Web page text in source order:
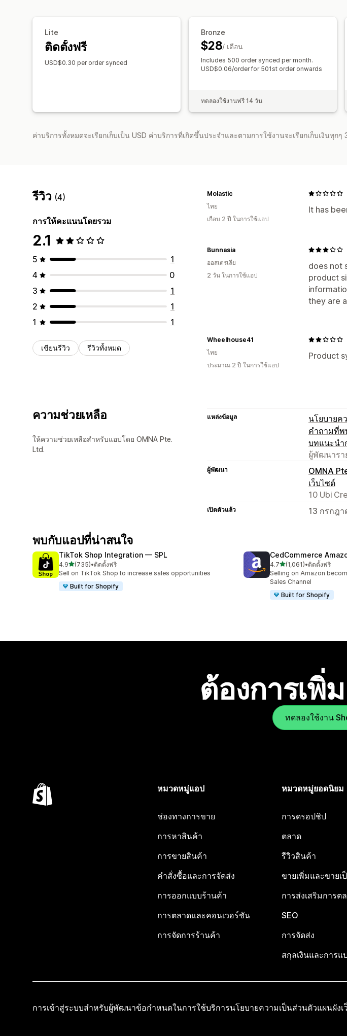
Lite
ติดตั้งฟรี
USD$0.30 per order synced
Bronze
$28/ เดือน
Includes 500 order synced per month.
USD$0.06/order for 501st order onwards
ทดลองใช้งานฟรี 14 วัน
ค่าบริการทั้งหมดจะเรียกเก็บเป็น USD ค่าบริการที่เกิดขึ้นประจำและตามการใช้งานจะเรียกเก็บเงินทุกๆ
รีวิว (4)
การให้คะแนนโดยรวม
2.1
5
1
4
0
3
1
2
1
1
1
เขียนรีวิว รีวิวทั้งหมด
It has
Molastic
ไทย
เกือบ 2 ปี ในการใช้แอป
does not
product
they are
Bunnasia
ออสเตรเลีย
2 วัน ในการใช้แอป
Product
Wheelhouse41
ไทย
ประมาณ 2 ปี ในการใช้แอป
ความช่วยเหลือ
ให้ความช่วยเหลือสำหรับแอปโดย OMNA Pte.
Ltd.
แหล่งข้อมูล
นโยบายค
คำถามที่พ
บทแนะนำ
ผู้พัฒนารา
ผู้พัฒนา
OMNA
เว็บไซต์
10 Ubi
เปิดตัวแล้ว 13 กรกฎ
พบกับแอปที่น่าสนใจ
TikTok Shop Integration — SPL
4.9เต็ม 5 ดาว
(735)
ทั้งหมด 735 รีวิว
•ติดตั้งฟรี
Sell on TikTok Shop to increase sales opportunities
Built for Shopify
CedCommerce
4.7เต็ม 5 ดาว
(1,061)
ทั้งหมด 1061 รีวิว
•ติดตั้งฟรี
Selling on Amazon
Sales Channel
Built for Shopify
ต้องการเพิ่
ทดลองใช้งาน
หมวดหมู่แอป
ช่องทางการขาย
การหาสินค้า
การขายสินค้า
คำสั่งซื้อและการจัดส่ง
การออกแบบร้านค้า
การตลาดและคอนเวอร์ชัน
การจัดการร้านค้า
หมวดหมู่ยอดนิยม
การดรอปชิป
ตลาด
รีวิวสินค้า
ขายเพิ่มและขายเ
การส่งเสริมการต
SEO
การจัดส่ง
สกุลเงินและการแ
การเข้าสู่ระบบสำหรับผู้พัฒนาข้อกำหนดในการใช้บริการนโยบายความเป็นส่วนตัวแผนผัง